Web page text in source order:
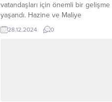
vatandaşları için önemli bir gelişme
yaşandı. Hazine ve Maliye
Bakanlığı, 1 Ocak 2024 tarihinden
itibaren geçerli olacak yeni
28.12.2024 0